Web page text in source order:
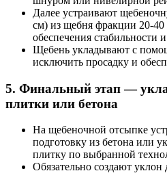
Далее устраивают
см) из щебня фракции 20-
обеспечения стабильности
Щебень укладывают с
исключить просадку и
5. Финальный этап —
плитки или бетона
На щебеночной отсыпке
подготовку из бетона или
плитку по выбранной
Обязательно создают уклон